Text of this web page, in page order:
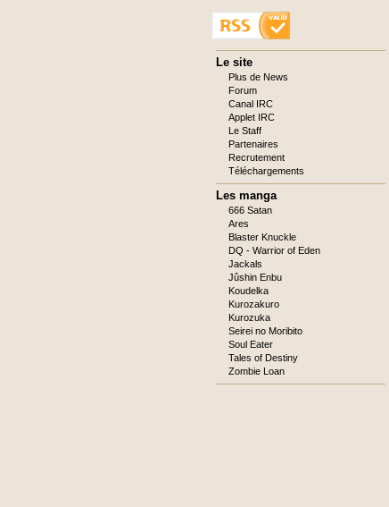
Aller
au
contenu
Le site
Plus de News
Forum
Canal IRC
Applet IRC
Le Staff
Partenaires
Recrutement
Téléchargements
Les manga
666 Satan
Ares
Blaster Knuckle
DQ - Warrior of Eden
Jackals
Jûshin Enbu
Koudelka
Kurozakuro
Kurozuka
Seirei no Moribito
Soul Eater
Tales of Destiny
Zombie Loan